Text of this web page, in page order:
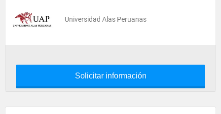
Universidad Alas Peruanas
Solicitar información